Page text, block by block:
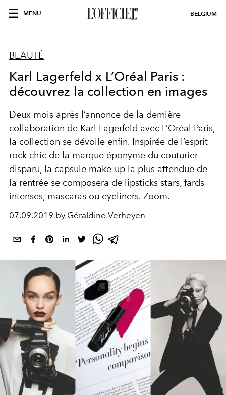
MENU BELGIUM
BEAUTÉ
Karl Lagerfeld x L’Oréal Paris :
découvrez la collection en images
Deux mois après l’annonce de la dernière
collaboration de Karl Lagerfeld avec L’Oréal Paris,
la collection se dévoile enfin. Inspirée de l’esprit
rock chic de la marque éponyme du couturier
disparu, la capsule make-up la plus attendue de
la rentrée se composera de lipsticks stars, fards
intenses, mascaras ou eyeliners. Zoom.
07.09.2019 by Géraldine Verheyen